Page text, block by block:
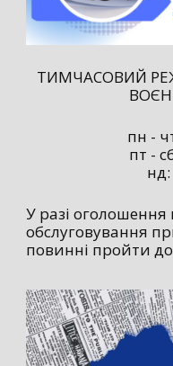
ТИМЧАСОВИЙ
пн -
пт -
У разі оголошення
обслуговування
повинні пройти